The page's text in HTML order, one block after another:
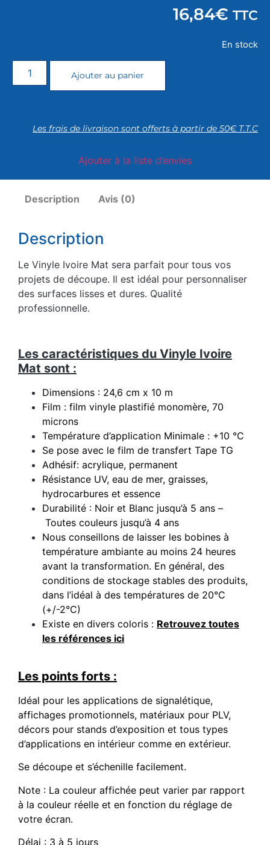
16,84€ TTC
En stock
Ajouter au panier
Les frais de livraison sont offerts à partir de 50€ T.T.C
Ajouter à la liste d’envies
Description Avis (0)
Description
Le Vinyle Ivoire Mat sera parfait pour tous vos
projets de découpe. Il est idéal pour personnaliser
des surfaces lisses et dures. Qualité
professionnelle.
Les caractéristiques du Vinyle Ivoire
Mat sont :
Dimensions : 24,6 cm x 10 m
Film : film vinyle plastifié monomère, 70
microns
Température d’application Minimale : +10 °C
Se pose avec le film de transfert Tape TG
Adhésif: acrylique, permanent
Résistance UV, eau de mer, graisses,
hydrocarbures et essence
Durabilité : Noir et Blanc jusqu’à 5 ans –
Toutes couleurs jusqu’à 4 ans
Nous conseillons de laisser les bobines à
température ambiante au moins 24 heures
avant la transformation. En général, des
conditions de stockage stables des produits,
dans l’idéal à des températures de 20°C
(+/-2°C)
Existe en divers coloris : Retrouvez toutes
les références ici
Les points forts :
Idéal pour les applications de signalétique,
affichages promotionnels, matériaux pour PLV,
décors pour stands d’exposition et tous types
d’applications en intérieur comme en extérieur.
Se découpe et s’échenille facilement.
Note : La couleur affichée peut varier par rapport
à la couleur réelle et en fonction du réglage de
votre écran.
Délai : 3 à 5 jours